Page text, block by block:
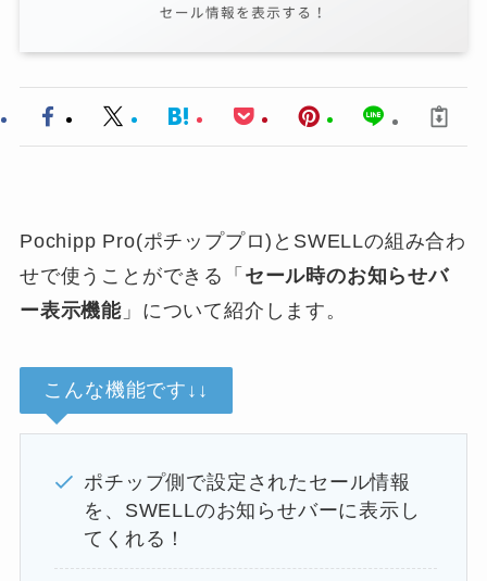
Pochipp Pro(ポチッププロ)とSWELLの組み合わ
せで使うことができる「 セール時のお知らせバ
ー表示機能」について紹介します。
こんな機能です↓↓
ポチップ側で設定されたセール情報
を、SWELLのお知らせバーに表示し
てくれる！